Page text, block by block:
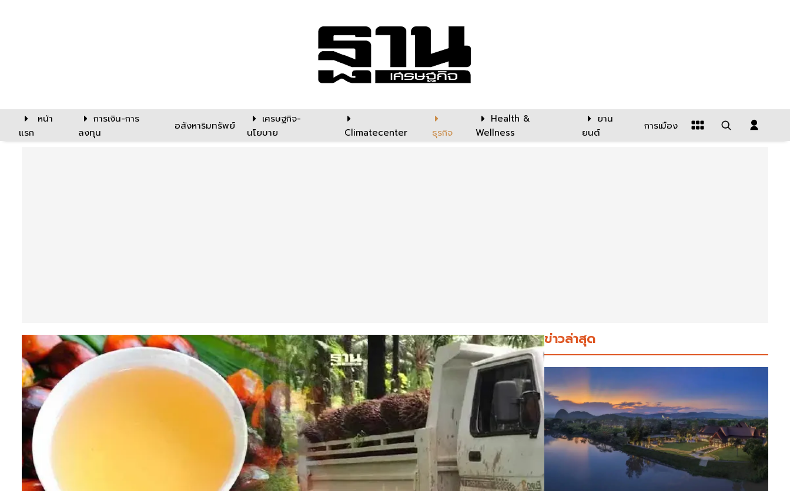
หน้า
แรก
การเงิน-การ
ลงทุน
อสังหาริมทรัพย์
เศรษฐกิจ-
นโยบาย
Climatecenter ธุรกิจ
Health &
Wellness
ยาน
ยนต์
การเมือง
ข่าวล่าสุด